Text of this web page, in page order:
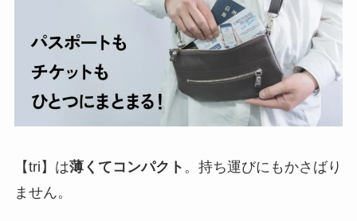
【tri】は薄くてコンパクト 。持ち運びにもかさばり
ません。